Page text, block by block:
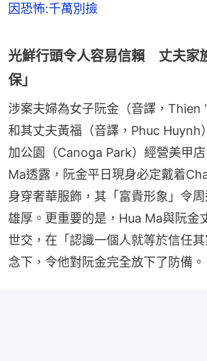
因恐怖:千萬別撿
光鮮行頭令人容易信賴 丈夫家
保」
涉案夫婦為女子阮金（音譯，Thien
和其丈夫黃福（音譯，Phuc Huynh
加公園（Canoga Park）經營美甲
Ma透露，阮金平日現身必定戴着
身穿奢華服飾，其「富貴形象」令
雄厚。更重要的是，Hua Ma與阮金
世交，在「認識一個人就等於信任
念下，令他對阮金完全放下了防備。